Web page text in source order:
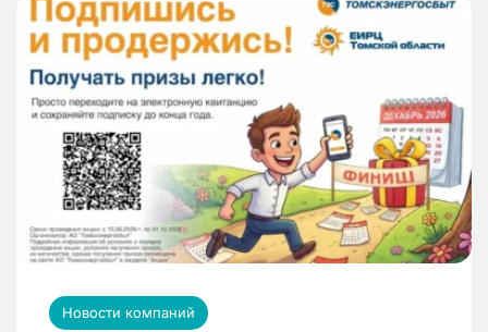
Новости компаний